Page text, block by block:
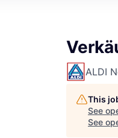
ALDI
This
See
See